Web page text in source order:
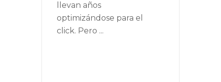
llevan años
optimizándose para el
click. Pero ...